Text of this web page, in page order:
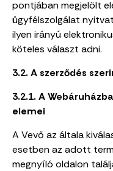
pontjában megjelölt
ügyfélszolgálat
ilyen irányú
köteles választ adni.
3.2. A szerződés
3.2.1. A
elemei
A Vevő az általa
esetben az adott
megnyíló oldalon